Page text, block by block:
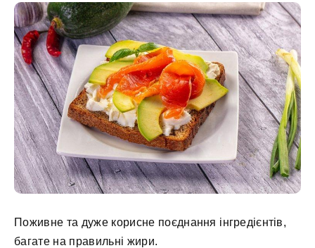
Поживне та дуже корисне поєднання інгредієнтів,
багате на правильні жири.